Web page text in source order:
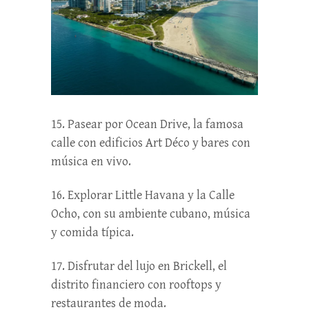
15. Pasear por Ocean Drive, la famosa
calle con edificios Art Déco y bares con
música en vivo.
16. Explorar Little Havana y la Calle
Ocho, con su ambiente cubano, música
y comida típica.
17. Disfrutar del lujo en Brickell, el
distrito financiero con rooftops y
restaurantes de moda.